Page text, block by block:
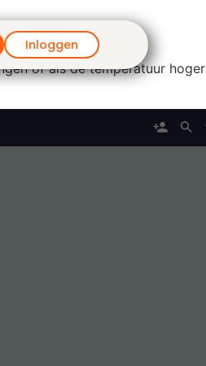
Inloggen
of als de temperatuur hoger